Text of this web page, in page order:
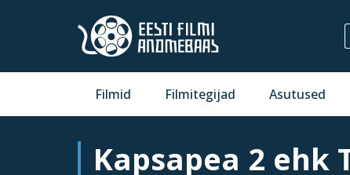
Filmid Filmitegijad Asutused
Kapsapea 2 ehk